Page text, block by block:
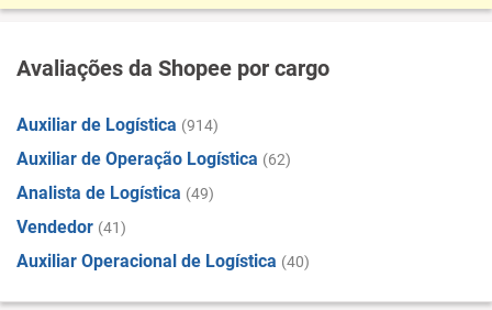
Avaliações da Shopee por cargo
Auxiliar de Logística (914)
Auxiliar de Operação Logística (62)
Analista de Logística (49)
Vendedor (41)
Auxiliar Operacional de Logística (40)